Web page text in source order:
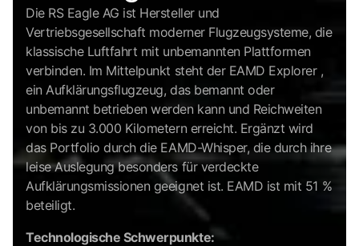
Die RS Eagle AG ist Hersteller und
Vertriebsgesellschaft moderner Flugzeugsysteme, die
klassische Luftfahrt mit unbemannten Plattformen
verbinden. Im Mittelpunkt steht der EAMD Explorer ,
ein Aufklärungsflugzeug, das bemannt oder
unbemannt betrieben werden kann und Reichweiten
von bis zu 3.000 Kilometern erreicht. Ergänzt wird
das Portfolio durch die EAMD-Whisper, die durch ihre
leise Auslegung besonders für verdeckte
Aufklärungsmissionen geeignet ist. EAMD ist mit 51 %
beteiligt.
Technologische Schwerpunkte: